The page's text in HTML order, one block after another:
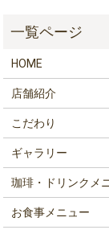
HOME
店舗紹介
こだわり
ギャラリー
珈琲・ドリンクメ
お食事メニュー